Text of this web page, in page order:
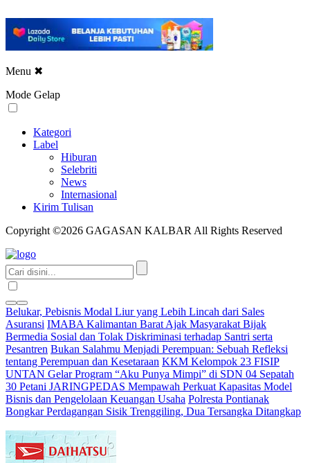
Menu ✖
Mode Gelap
Kategori
Label
Hiburan
Selebriti
News
Internasional
Kirim Tulisan
Copyright ©2026 GAGASAN KALBAR All Rights Reserved
Belukar, Pebisnis Modal Liur yang Lebih Lincah dari Sales
Asuransi IMABA Kalimantan Barat Ajak Masyarakat Bijak
Bermedia Sosial dan Tolak Diskriminasi terhadap Santri serta
Pesantren Bukan Salahmu Menjadi Perempuan: Sebuah Refleksi
tentang Perempuan dan Kesetaraan KKM Kelompok 23 FISIP
UNTAN Gelar Program “Aku Punya Mimpi” di SDN 04 Sepatah
30 Petani JARINGPEDAS Mempawah Perkuat Kapasitas Model
Bisnis dan Pengelolaan Keuangan Usaha Polresta Pontianak
Bongkar Perdagangan Sisik Trenggiling, Dua Tersangka Ditangkap